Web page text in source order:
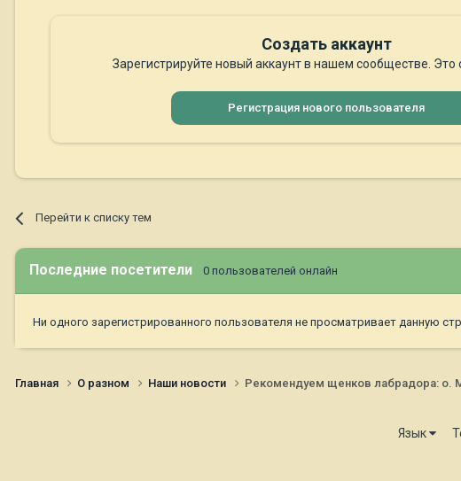
Создать аккаунт
Зарегистрируйте новый аккаунт в нашем сообществе. Это
Регистрация нового пользователя
Перейти к списку тем
Последние посетители 0 пользователей онлайн
Ни одного зарегистрированного пользователя не просматривает данную
Главная О разном Наши новости Рекомендуем щенков лабрадора: о.
Язык